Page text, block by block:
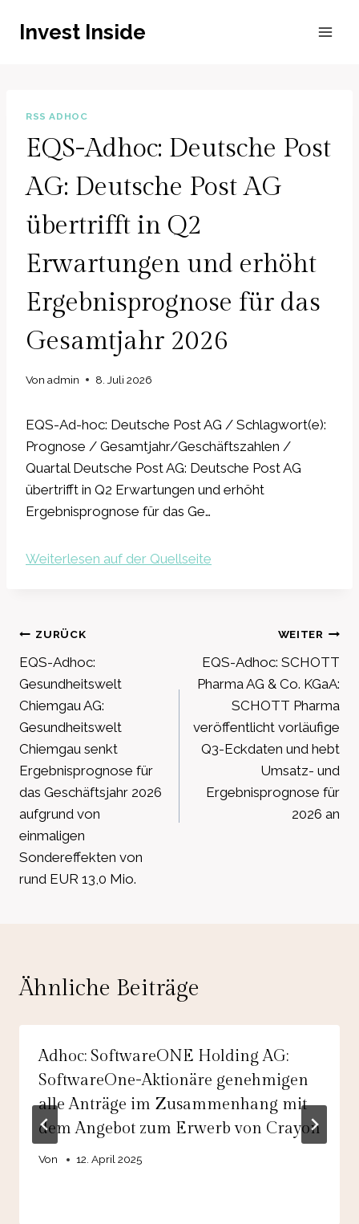
InhaltInvest Inside
RSS ADHOC
EQS-Adhoc: Deutsche Post
AG: Deutsche Post AG
übertrifft in Q2
Erwartungen und erhöht
Ergebnisprognose für das
Gesamtjahr 2026
Von admin 8. Juli 2026
EQS-Ad-hoc: Deutsche Post AG / Schlagwort(e):
Prognose / Gesamtjahr/Geschäftszahlen /
Quartal Deutsche Post AG: Deutsche Post AG
übertrifft in Q2 Erwartungen und erhöht
Ergebnisprognose für das Ge…
Weiterlesen auf der Quellseite
Beitragsnavigation
ZURÜCK
EQS-Adhoc:
Gesundheitswelt
Chiemgau AG:
Gesundheitswelt
Chiemgau senkt
Ergebnisprognose für
das Geschäftsjahr 2026
aufgrund von
einmaligen
Sondereffekten von
rund EUR 13,0 Mio.
WEITER
EQS-Adhoc: SCHOTT
Pharma AG & Co. KGaA:
SCHOTT Pharma
veröffentlicht vorläufige
Q3-Eckdaten und hebt
Umsatz- und
Ergebnisprognose für
2026 an
Ähnliche Beiträge
Adhoc: SoftwareONE Holding AG:
SoftwareOne-Aktionäre genehmigen
alle Anträge im Zusammenhang mit
dem Angebot zum Erwerb von Crayon
Von 12. April 2025